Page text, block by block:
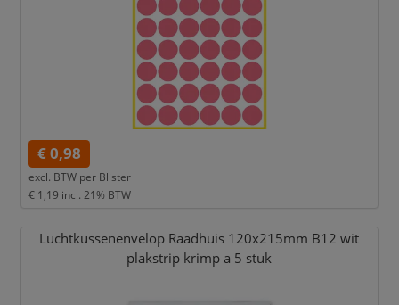
€ 0,98
excl. BTW per Blister
€ 1,19 incl. 21% BTW
Luchtkussenenvelop Raadhuis 120x215mm B12 wit
plakstrip krimp a 5 stuk